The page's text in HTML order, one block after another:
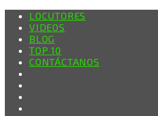
LOCUTORES
VIDEOS
BLOG
TOP 10
CONTÁCTANOS